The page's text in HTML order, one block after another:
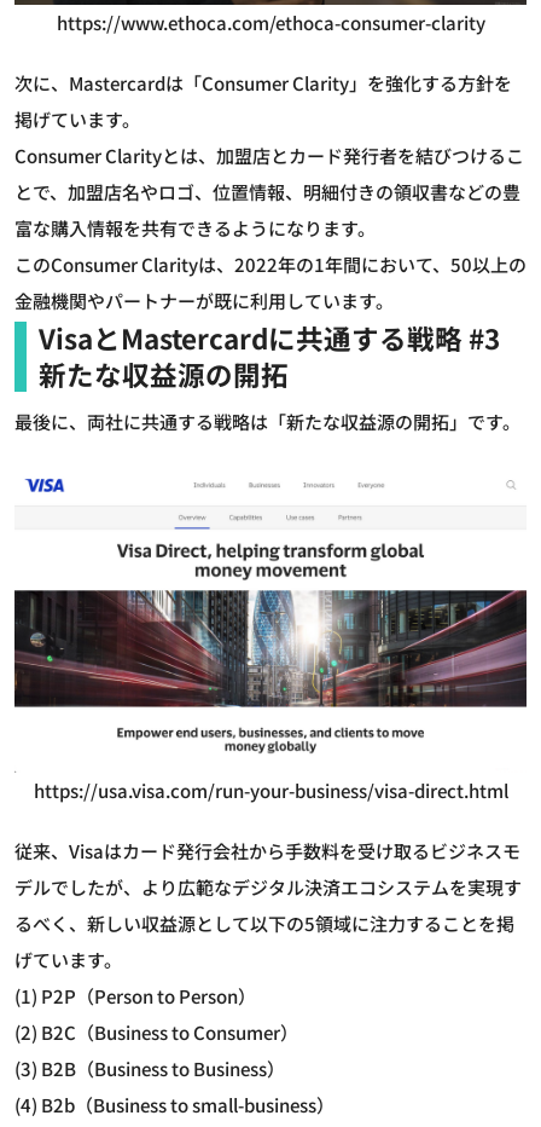
https://www.ethoca.com/ethoca-consumer-clarity
次に、Mastercardは「Consumer Clarity」を強化する方針を
掲げています。
Consumer Clarityとは、加盟店とカード発行者を結びつけるこ
とで、加盟店名やロゴ、位置情報、明細付きの領収書などの豊
富な購入情報を共有できるようになります。
このConsumer Clarityは、2022年の1年間において、50以上の
金融機関やパートナーが既に利用しています。
VisaとMastercardに共通する戦略 #3
新たな収益源の開拓
最後に、両社に共通する戦略は「新たな収益源の開拓」です。
https://usa.visa.com/run-your-business/visa-direct.html
従来、Visaはカード発行会社から手数料を受け取るビジネスモ
デルでしたが、より広範なデジタル決済エコシステムを実現す
るべく、新しい収益源として以下の5領域に注力することを掲
げています。
(1) P2P（Person to Person）
(2) B2C（Business to Consumer）
(3) B2B（Business to Business）
(4) B2b（Business to small-business）